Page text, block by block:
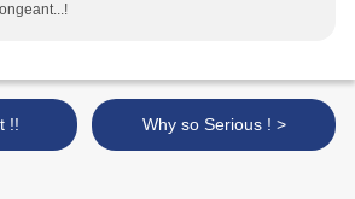
!! Why so Serious ! >